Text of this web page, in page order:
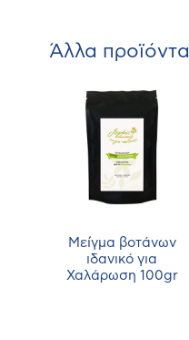
Άλλα προϊόντα
Μείγμα βοτάνων
ιδανικό για
Χαλάρωση 100gr